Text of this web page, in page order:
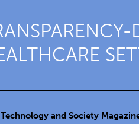
and Society